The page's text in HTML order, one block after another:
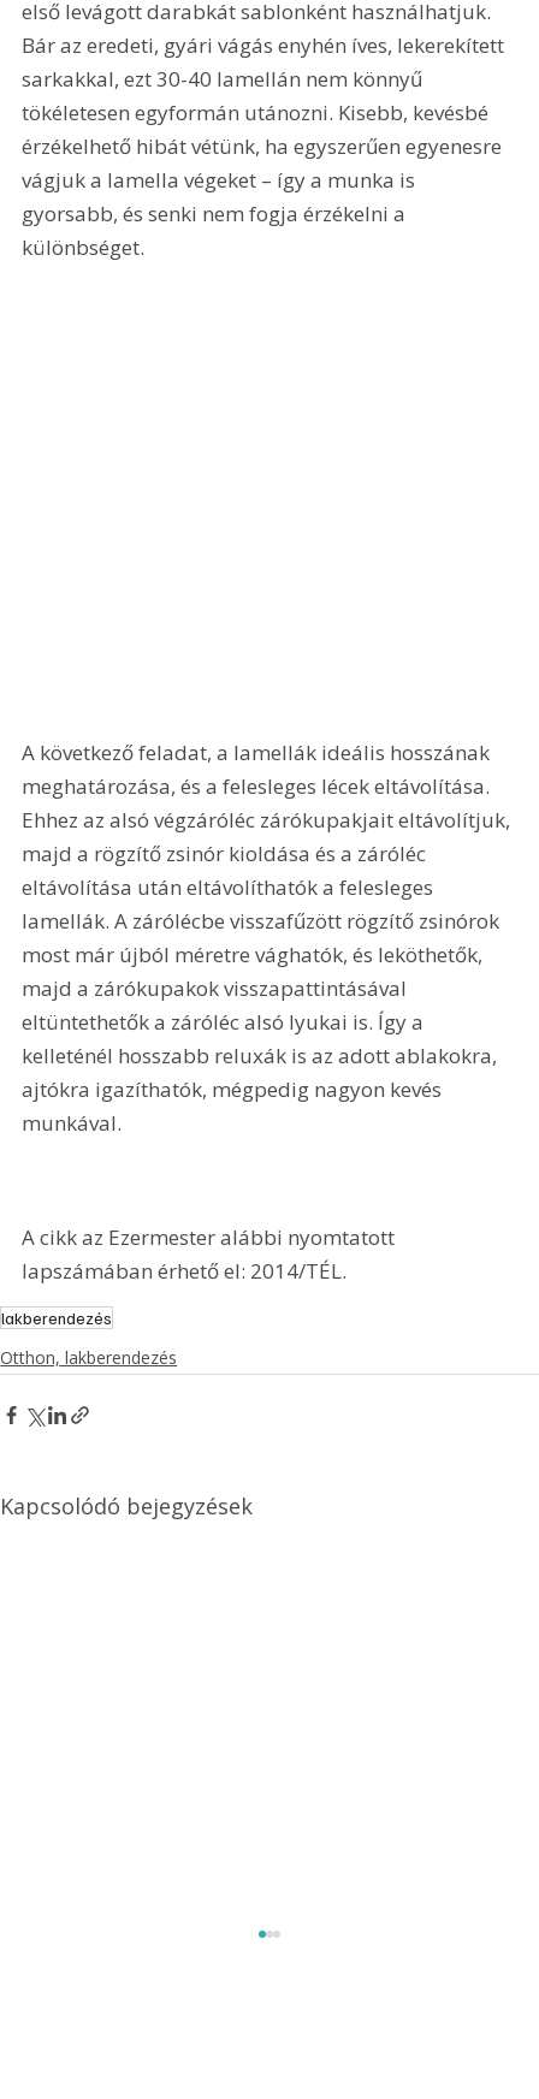
első levágott darabkát sablonként használhatjuk.
Bár az eredeti, gyári vágás enyhén íves, lekerekített
sarkakkal, ezt 30-40 lamellán nem könnyű
tökéletesen egyformán utánozni. Kisebb, kevésbé
érzékelhető hibát vétünk, ha egyszerűen egyenesre
vágjuk a lamella végeket – így a munka is
gyorsabb, és senki nem fogja érzékelni a
különbséget.
A következő feladat, a lamellák ideális hosszának
meghatározása, és a felesleges lécek eltávolítása.
Ehhez az alsó végzáróléc zárókupakjait eltávolítjuk,
majd a rögzítő zsinór kioldása és a záróléc
eltávolítása után eltávolíthatók a felesleges
lamellák. A zárólécbe visszafűzött rögzítő zsinórok
most már újból méretre vághatók, és leköthetők,
majd a zárókupakok visszapattintásával
eltüntethetők a záróléc alsó lyukai is. Így a
kelleténél hosszabb reluxák is az adott ablakokra,
ajtókra igazíthatók, mégpedig nagyon kevés
munkával.
A cikk az Ezermester alábbi nyomtatott
lapszámában érhető el: 2014/TÉL.
lakberendezés
Otthon, lakberendezés
Kapcsolódó bejegyzések